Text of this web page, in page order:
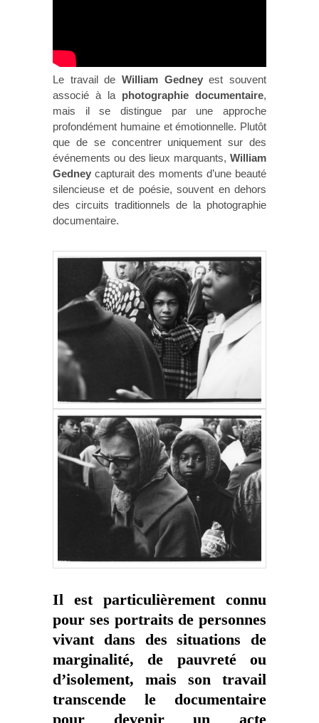
Le travail de William Gedneyest souvent
associé à la photographie documentaire,
mais il se distingue par une approche
profondément humaine et émotionnelle. Plutôt
que de se concentrer uniquement sur des
événements ou des lieux marquants, William
Gedney capturait des moments d’une beauté
silencieuse et de poésie, souvent en dehors
des circuits traditionnels de la photographie
documentaire.
Il est particulièrement connu
pour ses portraits de personnes
vivant dans des situations de
marginalité, de pauvreté ou
d’isolement, mais son travail
transcende le documentaire
pour devenir un acte